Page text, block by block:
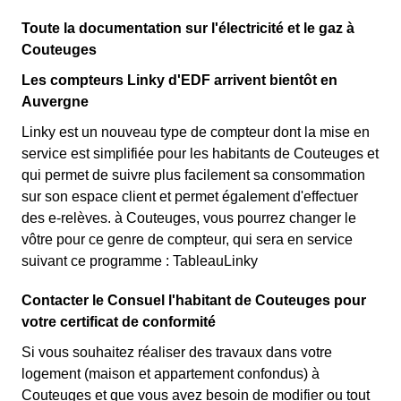
fournisseurs d'électricité en France et est accessible aux
habitants de Couteuges éligibles. 💡🏠
pendant 22 jours, le prix de l'électricité est multiplié par
quatre, tandis que les autres jours de l'année, le prix est
réduit de 20% par rapport au tarif normal en à
Couteuges. ⚡💸
Toute la documentation sur l'électricité et le gaz à
Couteuges
Les compteurs Linky d'EDF arrivent bientôt en
Auvergne
Linky est un nouveau type de compteur dont la mise en
service est simplifiée pour les habitants de Couteuges et
qui permet de suivre plus facilement sa consommation
sur son espace client et permet également d'effectuer
des e-relèves. à Couteuges, vous pourrez changer le
vôtre pour ce genre de compteur, qui sera en service
suivant ce programme : TableauLinky
Contacter le Consuel l'habitant de Couteuges pour
votre certificat de conformité
Si vous souhaitez réaliser des travaux dans votre
logement (maison et appartement confondus) à
Couteuges et que vous avez besoin de modifier ou tout